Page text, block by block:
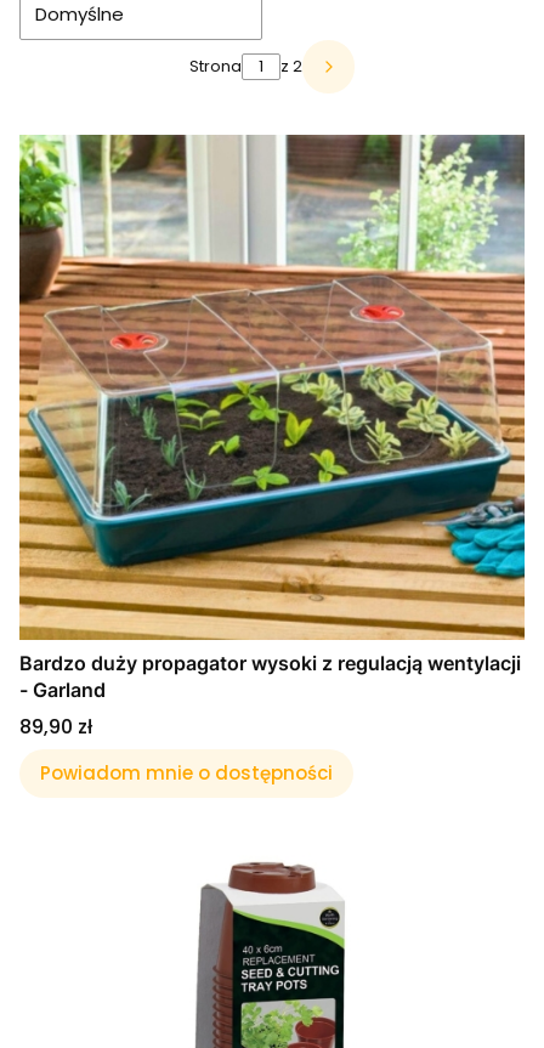
Domyślne
Strona z 2 Następne produkty
Bardzo duży propagator wysoki z regulacją wentylacji
- Garland
Cena
89,90 zł
Powiadom mnie o dostępności